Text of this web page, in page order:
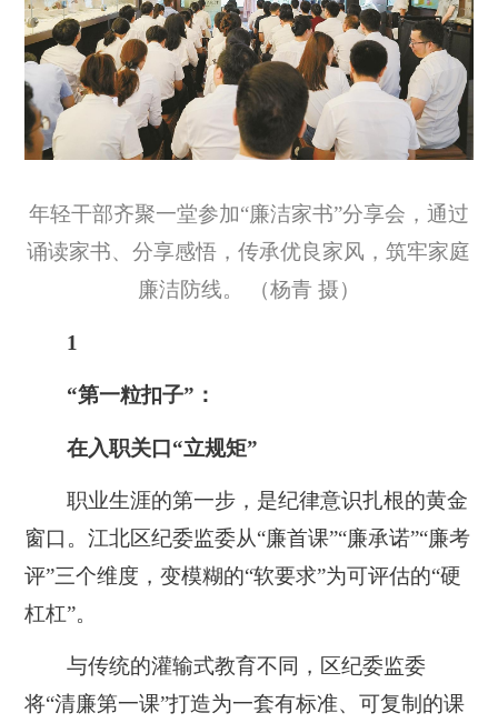
年轻干部齐聚一堂参加“廉洁家书”分享会，通过
诵读家书、分享感悟，传承优良家风，筑牢家庭
廉洁防线。 （杨青 摄）
1
“第一粒扣子”：
在入职关口“立规矩”
职业生涯的第一步，是纪律意识扎根的黄金
窗口。江北区纪委监委从“廉首课”“廉承诺”“廉考
评”三个维度，变模糊的“软要求”为可评估的“硬
杠杠”。
与传统的灌输式教育不同，区纪委监委
将“清廉第一课”打造为一套有标准、可复制的课